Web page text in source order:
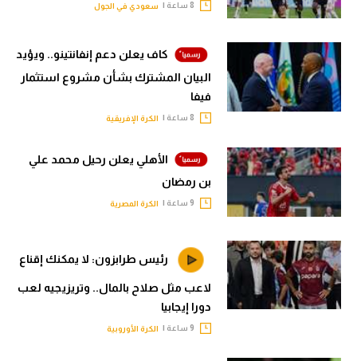
سعودي في الجول
كاف يعلن دعم إنفانتينو.. ويؤيد
البيان المشترك بشأن مشروع استثمار
فيفا
الكرة الإفريقية
الأهلي يعلن رحيل محمد علي
بن رمضان
الكرة المصرية
رئيس طرابزون: لا يمكنك إقناع
لاعب مثل صلاح بالمال.. وتريزيجيه لعب
دورا إيجابيا
الكرة الأوروبية